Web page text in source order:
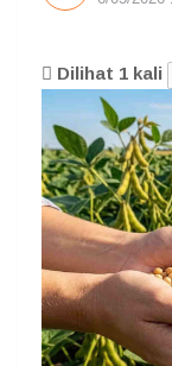
Dilihat 1 kali